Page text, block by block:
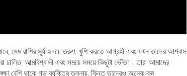
মেষ রাশির সূর্য হৃদয়ে তরুণ, খুশি করতে আগ্রহী এবং যখন তাদের আশ্বাস
আত্মবিশ্বাসী এবং সময়ে সময়ে কিছুটা ভোঁতা। তারা আমাদের
বেশি থাকে গড় ব্যক্তির তুলনায়, কিন্তু তাদেরও অনেক কম